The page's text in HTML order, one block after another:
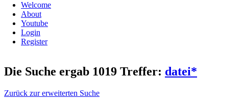
Welcome
About
Youtube
Login
Register
Die Suche ergab 1019 Treffer: datei*
Zurück zur erweiterten Suche